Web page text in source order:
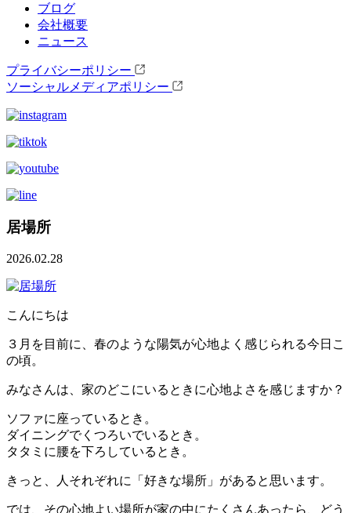
ブログ
会社概要
ニュース
プライバシーポリシー
ソーシャルメディアポリシー
居場所
2026.02.28
こんにちは
３月を目前に、春のような陽気が心地よく感じられる今日こ
の頃。
みなさんは、家のどこにいるときに心地よさを感じますか？
ソファに座っているとき。
ダイニングでくつろいでいるとき。
タタミに腰を下ろしているとき。
きっと、人それぞれに「好きな場所」があると思います。
では、その心地よい場所が家の中にたくさんあったら、どう